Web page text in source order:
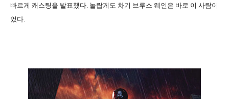
빠르게 캐스팅을 발표했다. 놀랍게도 차기 브루스 웨인은 바로 이 사람이
었다.